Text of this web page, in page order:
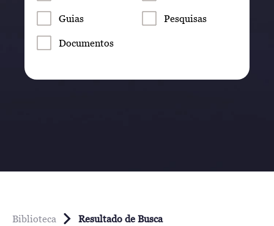
Guias Pesquisas
Documentos
Biblioteca Resultado de Busca